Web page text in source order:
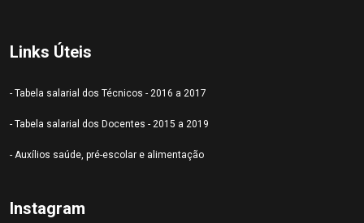
Links Úteis
- Tabela salarial dos Técnicos - 2016 a 2017
- Tabela salarial dos Docentes - 2015 a 2019
- Auxílios saúde, pré-escolar e alimentação
Instagram